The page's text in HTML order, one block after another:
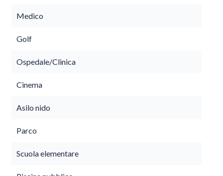
Medico
Golf
Ospedale/Clinica
Cinema
Asilo nido
Parco
Scuola elementare